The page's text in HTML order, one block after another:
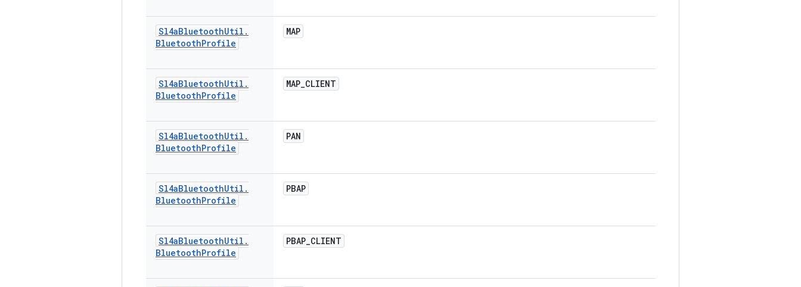
Sl4aBluetoothUtil .
BluetoothProfile
MAP
Sl4aBluetoothUtil .
BluetoothProfile
MAP_CLIENT
Sl4aBluetoothUtil .
BluetoothProfile
PAN
Sl4aBluetoothUtil .
BluetoothProfile
PBAP
Sl4aBluetoothUtil .
BluetoothProfile
PBAP_CLIENT